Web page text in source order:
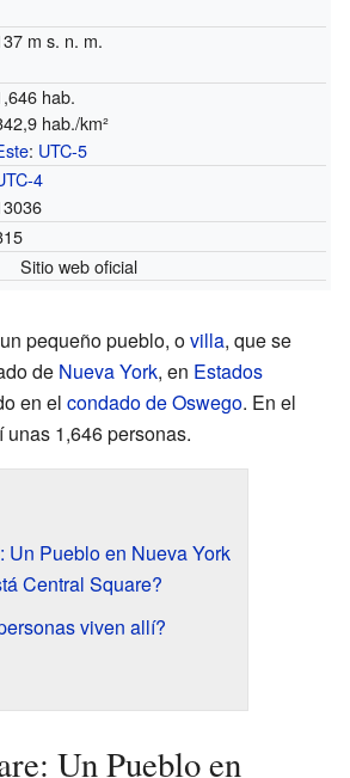
m s. n. m.
hab.
hab./km²
: UTC-5
4
Sitio web oficial
pequeño pueblo, ovilla, que se
de Nueva York, en Estados
en el condado de Oswego. En el
1,646 personas.
Un Pueblo en Nueva York
Central Square?
viven allí?
Un Pueblo en